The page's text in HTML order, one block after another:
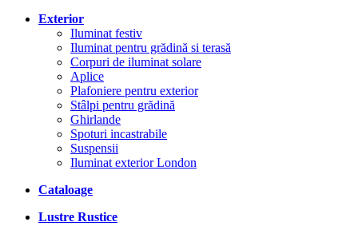
Exterior
Iluminat festiv
Iluminat pentru grădină si terasă
Corpuri de iluminat solare
Aplice
Plafoniere pentru exterior
Stâlpi pentru grădină
Ghirlande
Spoturi incastrabile
Suspensii
Iluminat exterior London
Cataloage
Lustre Rustice